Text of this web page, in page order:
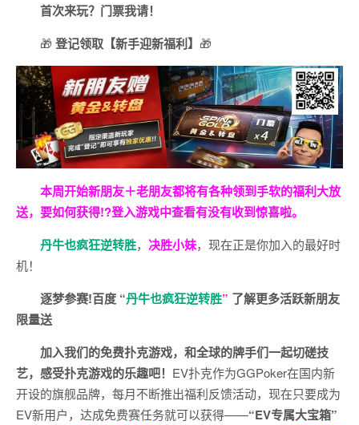
首次来玩？门票我请！
🎁 登记领取【新手迎新福利】 🎁
本周开始新朋友＋老朋友都将有各种领到手软的福利大放
送，要如何获得!?登入游戏中查看有没有收到惊喜啦。
丹牛也疯狂逆转胜， 决胜小妹，现在正是你加入的最好时
机！
逐梦参赛!百度 “丹牛也疯狂逆转胜” 了解更多活跃新朋友
限量送
加入我们的免费扑克游戏，和全球的牌手们一起切磋技
艺，感受扑克游戏的乐趣吧！ EV扑克作为GGPoker在国内新
开设的旗舰品牌，每月不断推出福利反馈活动，现在只要成为
EV新用户，达成免费赛任务就可以获得——“EV专属大宝箱”